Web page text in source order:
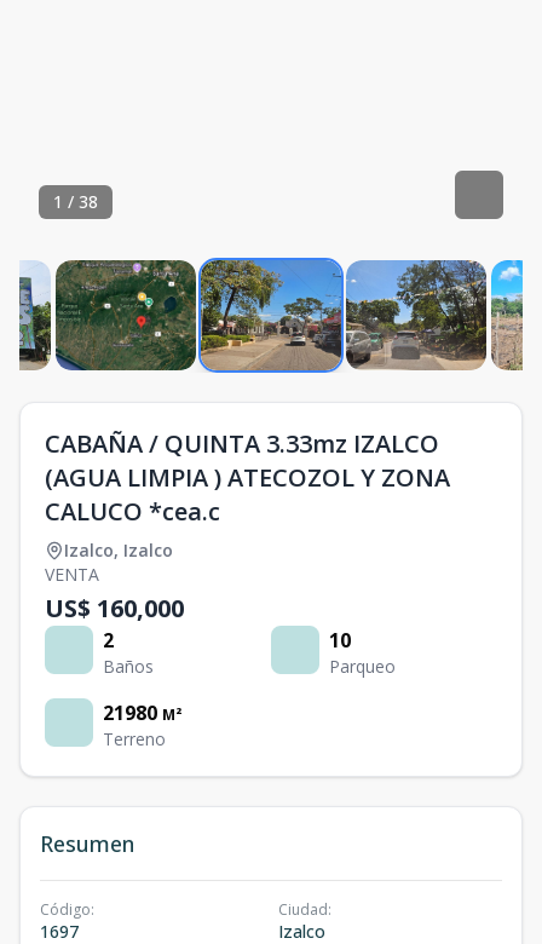
1 / 38
CABAÑA / QUINTA 3.33mz IZALCO
(AGUA LIMPIA ) ATECOZOL Y ZONA
CALUCO *cea.c
Izalco, Izalco
VENTA
US$ 160,000
2
Baños
10
Parqueo
21980 M²
Terreno
Resumen
Código:
1697
Ciudad:
Izalco